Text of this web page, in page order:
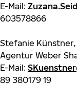
E-Mail:
603578866
Stefanie Künstner,
Agentur Weber
E-Mail:
89 380179 19